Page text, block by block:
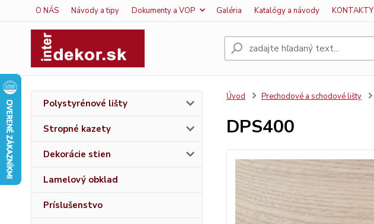
O NÁS Návody a tipy Dokumenty a VOP Galéria Katalógy a návody KONTAKTY
Polystyrénové lišty
Stropné kazety
Dekorácie stien
Lamelový obklad
Príslušenstvo
Úvod Prechodové a schodové lišty
DPS400